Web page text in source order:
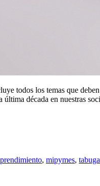
todos los temas que
década en nuestras
, mipymes, tabuga